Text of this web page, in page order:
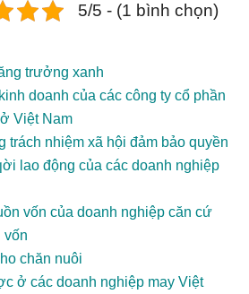
5/5 - (1 bình chọn)
trưởng xanh
doanh của các công ty cổ phần
Việt Nam
trách nhiệm xã hội đảm bảo quyền
lao động của các doanh nghiệp
vốn của doanh nghiệp căn cứ
vốn
chăn nuôi
ở các doanh nghiệp may Việt